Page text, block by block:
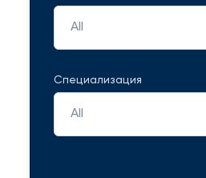
All
Специализация
All